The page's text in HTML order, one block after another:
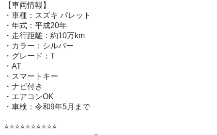
【車両情報】
・車種：スズキ パレット
・年式：平成20年
・走行距離：約10万km
・カラー：シルバー
・グレード：T
・AT
・スマートキー
・ナビ付き
・エアコンOK
・車検：令和9年5月まで
⭐️⭐️⭐️⭐️⭐️⭐️⭐️⭐️⭐️⭐️